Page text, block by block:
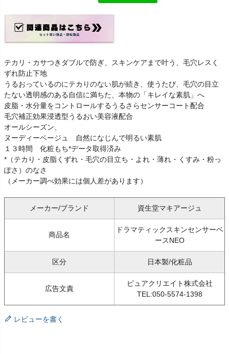
テカリ・カサつきダブルで防ぎ、スキンケアまで叶う、毛穴レスく
ずれ防止下地
うるおっているのにテカりのない肌が続き、使うたび、毛穴の目立
たない透明感のある自信に満ちた、本物の「キレイな素肌」へ
皮脂・水分量をコントロールするうるさらセンサーコート配合
毛穴補正効果浸透型うるおい美容液配合
オールシーズン、
ヌーディーベージュ 自然になじんで明るい素肌
１３時間 化粧もち*データ取得済み
*（テカり・皮脂くずれ・毛穴の目立ち・よれ・薄れ・くすみ・粉っ
ぽさ）のなさ
（メーカー調べ効果には個人差があります）
メーカー/ブランド 資生堂マキアージュ
商品名
ドラマティックスキンセンサーベ
ースNEO
区分 日本製/化粧品
広告文責
ピュアクリエイト株式会社
TEL:050-5574-1398
レビューを書く